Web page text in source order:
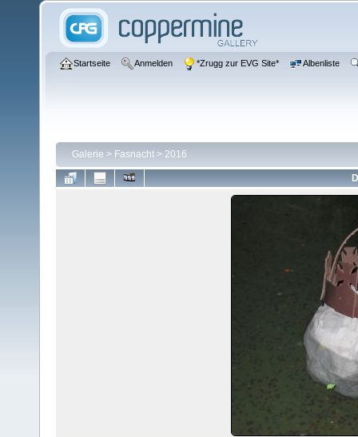
Startseite Anmelden *Zrugg zur EVG Site* Albenliste
Galerie > Fasnacht > 2016